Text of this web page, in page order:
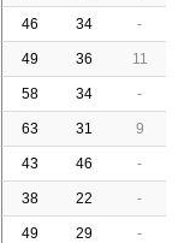
46 34 -
49 36 11
58 34 -
63 31 9
43 46 -
38 22 -
49 29 -